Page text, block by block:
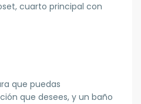
cuarto principal con
que puedas
que desees, y un baño